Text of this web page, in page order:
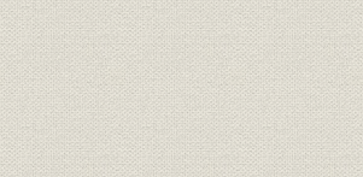
(3) 都道府県別株式分布
(4) 大株主
(5) 株価の変遷
(6) 最近5年間の株価および売買高推移図表